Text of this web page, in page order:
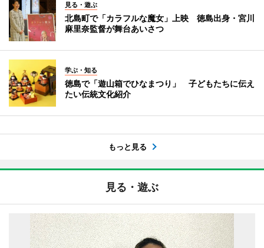
見る・遊ぶ
北島町で「カラフルな魔女」上映 徳島出身・宮川
麻里奈監督が舞台あいさつ
学ぶ・知る
徳島で「遊山箱でひなまつり」 子どもたちに伝え
たい伝統文化紹介
もっと見る
見る・遊ぶ